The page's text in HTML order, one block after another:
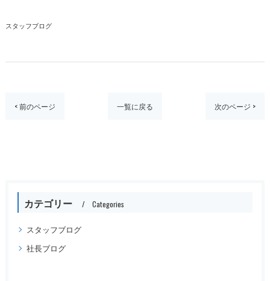
スタッフブログ
< 前のページ 一覧に戻る 次のページ >
カテゴリー Categories
スタッフブログ
社長ブログ